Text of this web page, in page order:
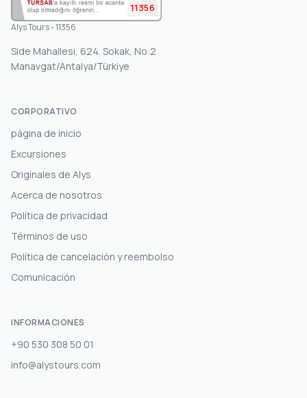
11356
Alys Tours - 11356
Side Mahallesi, 624. Sokak, No:2
Manavgat/Antalya/Türkiye
CORPORATIVO
página de inicio
Excursiones
Originales de Alys
Acerca de nosotros
Política de privacidad
Términos de uso
Política de cancelación y reembolso
Comunicación
INFORMACIONES
+90 530 308 50 01
info@alystours.com